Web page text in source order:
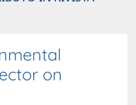
on